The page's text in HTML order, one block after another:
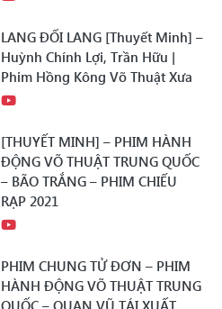
LANG ĐỐI LANG [Thuyết Minh] –
Huỳnh Chính Lợi, Trần Hữu |
Phim Hồng Kông Võ Thuật Xưa
[THUYẾT MINH] – PHIM HÀNH
ĐỘNG VÕ THUẬT TRUNG QUỐC
– BÃO TRẮNG – PHIM CHIẾU
RẠP 2021
PHIM CHUNG TỬ ĐƠN – PHIM
HÀNH ĐỘNG VÕ THUẬT TRUNG